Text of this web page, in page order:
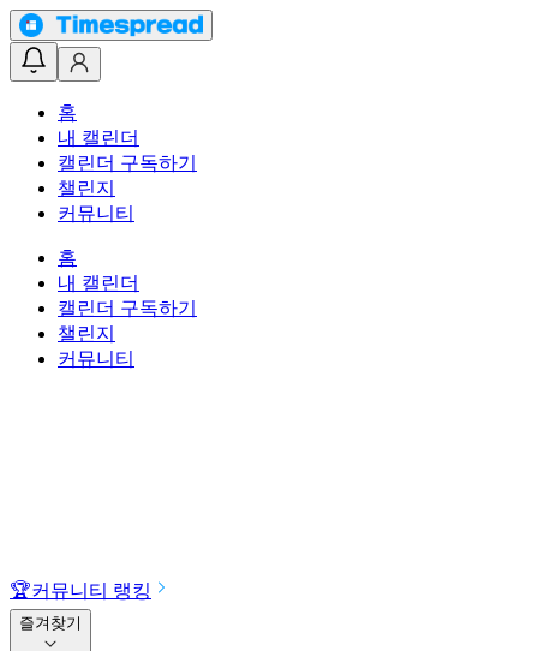
홈
내 캘린더
캘린더 구독하기
챌린지
커뮤니티
홈
내 캘린더
캘린더 구독하기
챌린지
커뮤니티
🏆커뮤니티 랭킹
즐겨찾기